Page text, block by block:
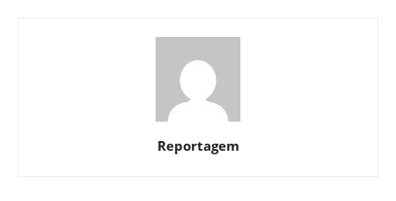
Reportagem